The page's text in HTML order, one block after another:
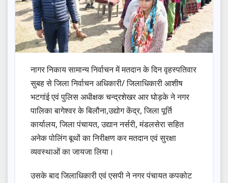
नागर निकाय सामान्य निर्वाचन में मतदान के दिन वृहस्पतिवार
सुबह से जिला निर्वाचन अधिकारी/ जिलाधिकारी आशीष
भटगांई एवं पुलिस अधीक्षक चन्द्रशेखर आर घोड़के ने नगर
पालिका बागेश्वर के बिलौना,उद्योग केंद्र, जिला पूर्ति
कार्यालय, जिला पंचायत, उद्यान नर्सरी, मंडलसेरा सहित
अनेक पोलिंग बूथों का निरीक्षण कर मतदान एवं सुरक्षा
व्यवस्थाओं का जायजा लिया।
उसके बाद जिलाधिकारी एवं एसपी ने नगर पंचायत कपकोट